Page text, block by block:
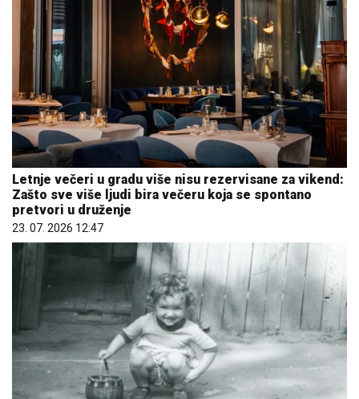
Letnje večeri u gradu više nisu rezervisane za vikend:
Zašto sve više ljudi bira večeru koja se spontano
pretvori u druženje
23. 07. 2026 12:47